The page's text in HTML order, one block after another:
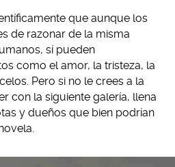
que aunque los
de razonar de la misma
sí pueden
como el amor, la tristeza, la
Pero si no le crees a la
con la siguiente galería, llena
y dueños que bien podrían